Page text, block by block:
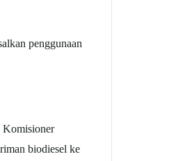
penggunaan
Komisioner
biodiesel ke